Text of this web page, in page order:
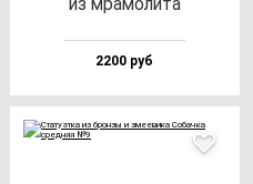
2200 руб